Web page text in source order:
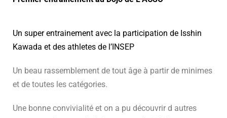
Un super entrainement avec la participation de Isshin
Kawada et des athletes de l’INSEP
Un beau rassemblement de tout âge à partir de minimes
et de toutes les catégories.
Une bonne convivialité et on a pu découvrir d autres